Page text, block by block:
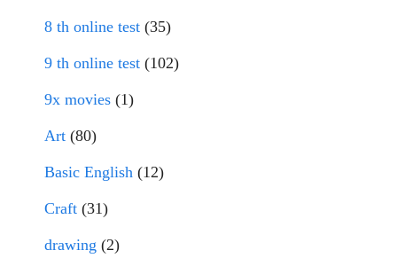
8 th online test (35)
9 th online test (102)
9x movies (1)
Art (80)
Basic English (12)
Craft (31)
drawing (2)